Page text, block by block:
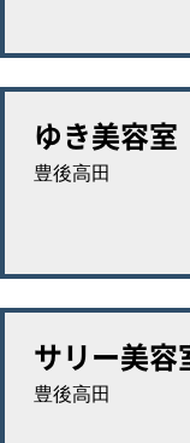
ゆき美容室
豊後高田
サリー美容
豊後高田